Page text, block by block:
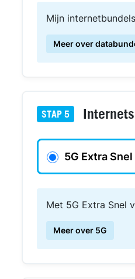
Mijn
Meer over
STAP 5
5G Extra Snel
Met 5G Extra Snel
Meer over 5G